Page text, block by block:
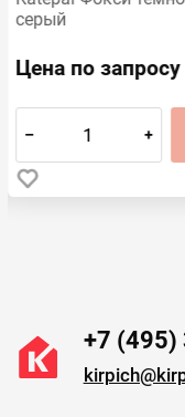
серый
Цена по запросу
– +
+7